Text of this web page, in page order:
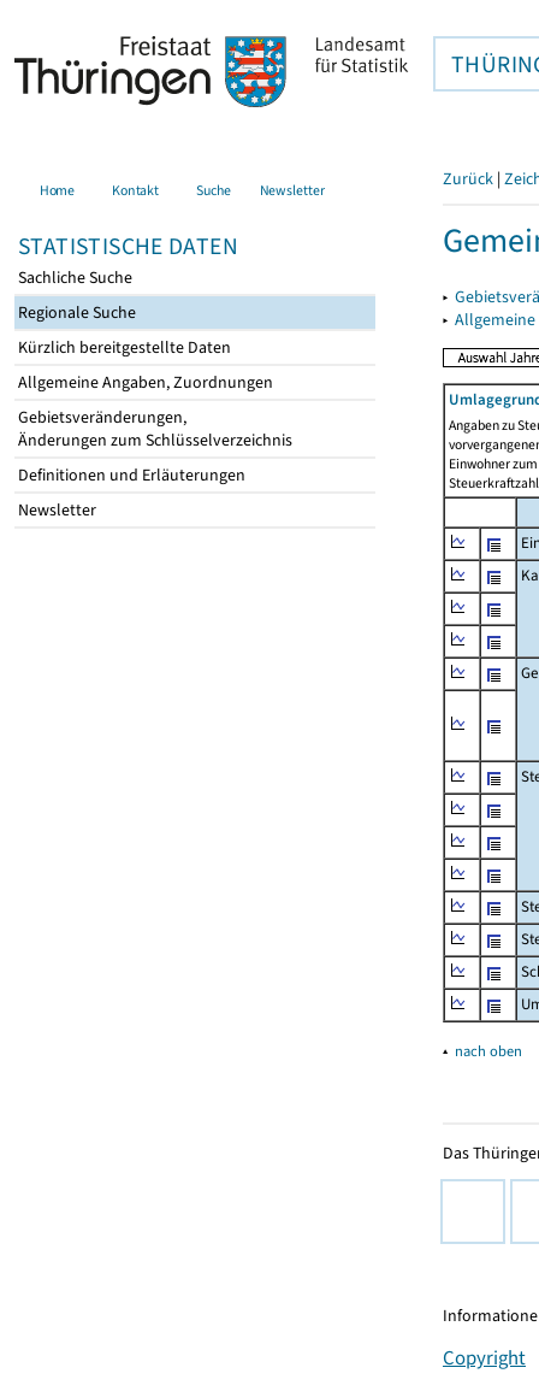
Home Kontakt Suche Newsletter
STATISTISCHE DATEN
Sachliche Suche
Regionale Suche
Kürzlich bereitgestellte Daten
Allgemeine Angaben, Zuordnungen
Gebietsveränderungen,
Änderungen zum Schlüsselverzeichnis
Definitionen und Erläuterungen
Newsletter
Zurück |
▸
▸
Angaben zu
Einwohner
▴ nach oben
Das
Copyright